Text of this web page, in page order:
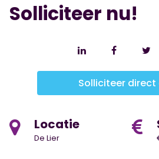
Solliciteer nu!
Solliciteer direct
Locatie
De Lier